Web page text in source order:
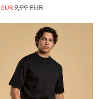
EUR 9,99EUR